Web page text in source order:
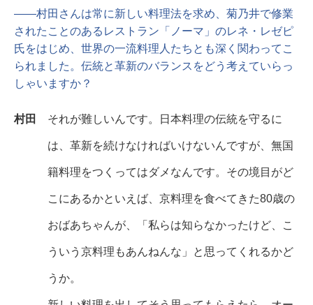
――村田さんは常に新しい料理法を求め、菊乃井で修業
されたことのあるレストラン「ノーマ」のレネ・レゼピ
氏をはじめ、世界の一流料理人たちとも深く関わってこ
られました。伝統と革新のバランスをどう考えていらっ
しゃいますか？
村田 それが難しいんです。日本料理の伝統を守るに
は、革新を続けなければいけないんですが、無国
籍料理をつくってはダメなんです。その境目がど
こにあるかといえば、京料理を食べてきた80歳の
おばあちゃんが、「私らは知らなかったけど、こ
ういう京料理もあんねんな」と思ってくれるかど
うか。